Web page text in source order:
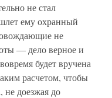
не стал
ему охранный
не
— дело верное и
будет вручена
расчетом, чтобы
не доезжая до